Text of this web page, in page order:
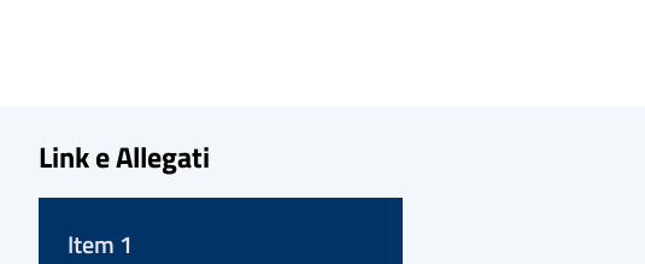
Link e Allegati
Item 1